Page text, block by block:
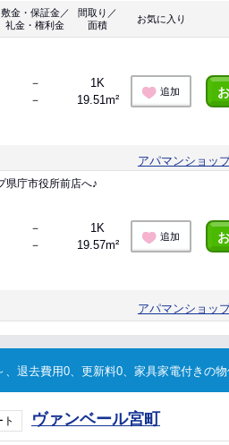
敷金・保証金／
礼金・権利金
間取り／
面積
お気に入り
－
－
1K
19.51m²
追加
アパマンショッ
県庁市役所前店へ♪
－
－
1K
19.57m²
追加
アパマンショッ
退去費用0、更新料0、家具家電付きの
ヴァンベール宮町